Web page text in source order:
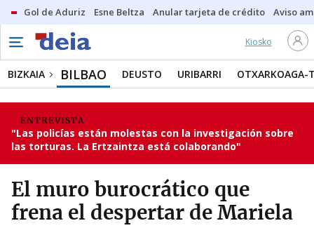
Gol de Aduriz Esne Beltza Anular tarjeta de crédito Aviso
Kiosko
BIZKAIA BILBAO DEUSTO URIBARRI OTXARKOAGA-
ENTREVISTA
"Las policías están molestas con la investigación sobre
las torturas. La Ertzaintza está colaborando"
El muro burocrático que
frena el despertar de Mariela